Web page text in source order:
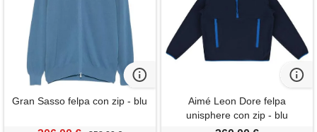
Gran Sasso felpa con zip - blu
Aimé Leon Dore felpa
unisphere con zip - blu